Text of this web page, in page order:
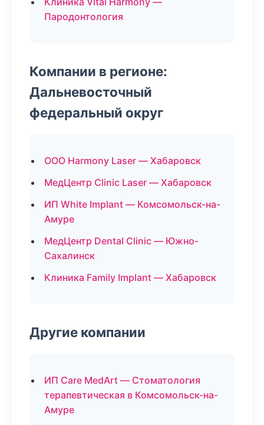
Пародонтология
Компании в регионе:
Дальневосточный
федеральный округ
ООО Harmony Laser — Хабаровск
МедЦентр Clinic Laser — Хабаровск
ИП White Implant — Комсомольск-на-
Амуре
МедЦентр Dental Clinic — Южно-
Сахалинск
Клиника Family Implant — Хабаровск
Другие компании
ИП Care MedArt — Стоматология
терапевтическая в Комсомольск-на-
Амуре